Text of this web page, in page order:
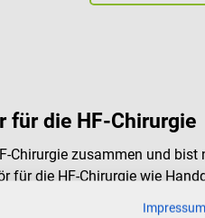
für die HF-Chirurgie
Chirurgie zusammen und
für die HF-Chirurgie wie
Impressum